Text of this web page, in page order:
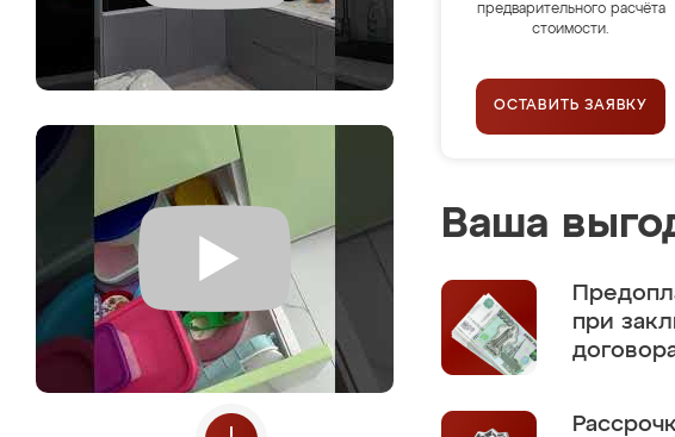
предварительного расчёта
стоимости.
ОСТАВИТЬ ЗАЯВКУ
Ваша
при